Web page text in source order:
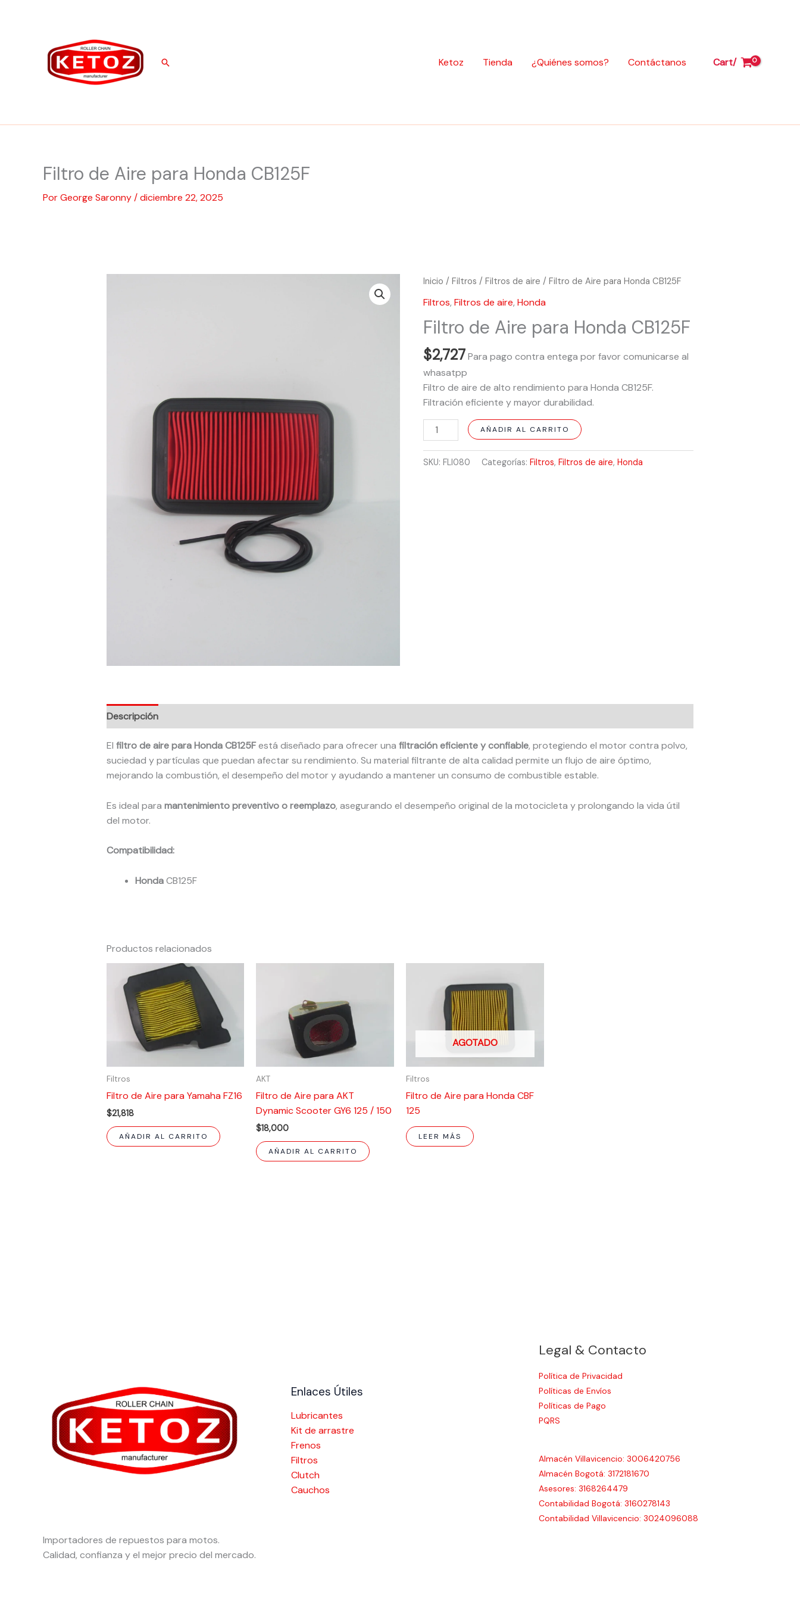
Buscar Ketoz Tienda ¿Quiénes somos? Contáctanos Cart/
Filtro de Aire para Honda CB125F
PorGeorge Saronny/diciembre 22, 2025
Inicio /Filtros /Filtros de aire / Filtro de Aire para Honda CB125F
Filtros,Filtros de aire,Honda
Filtro de Aire para Honda CB125F
$2,727 Para pago contra entega por favor comunicarse al
whasatpp
Filtro de aire de alto rendimiento para Honda CB125F.
Filtración eficiente y mayor durabilidad.
Filtro
de
para
CB125F
cantidad
AÑADIR AL CARRITO
SKU:FLI080 Categorías:Filtros,Filtros de aire,Honda
Descripción
El filtro de aire para Honda CB125Festá diseñado para ofrecer una filtración eficiente y confiable, protegiendo el motor contra polvo,
suciedad y partículas que puedan afectar su rendimiento. Su material filtrante de alta calidad permite un flujo de aire óptimo,
mejorando la combustión, el desempeño del motor y ayudando a mantener un consumo de combustible estable.
Es ideal para mantenimiento preventivo o reemplazo, asegurando el desempeño original de la motocicleta y prolongando la vida útil
del motor.
Compatibilidad:
HondaCB125F
Productos relacionados
Filtros
Filtro de Aire para Yamaha FZ16
$21,818
AÑADIR AL CARRITO
AKT
Filtro de Aire para AKT
Dynamic Scooter GY6 125 / 150
$18,000
AÑADIR AL CARRITO
AGOTADO
Filtros
Filtro de Aire para Honda CBF
125
LEER MÁS
Importadores de repuestos para motos.
Calidad, confianza y el mejor precio del mercado.
Enlaces Útiles
Lubricantes
Kit de arrastre
Frenos
Filtros
Clutch
Cauchos
Legal & Contacto
Política de Privacidad
Políticas de Envíos
Políticas de Pago
PQRS
Almacén Villavicencio: 3006420756
Almacén Bogotá: 3172181670
Asesores: 3168264479
Contabilidad Bogotá: 3160278143
Contabilidad Villavicencio: 3024096088